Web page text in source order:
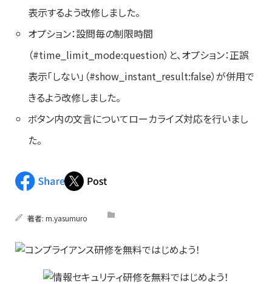
表示するよう改修しました。
オプション：設問毎の制限時間
（#time_limit_mode:question）と、オプション：正誤
表示「しない」（#show_instant_result:false）が併用で
きるよう改修しました。
ボタン内の文言についてローカライズ対応を行いまし
た。
著者: m.yasumuro